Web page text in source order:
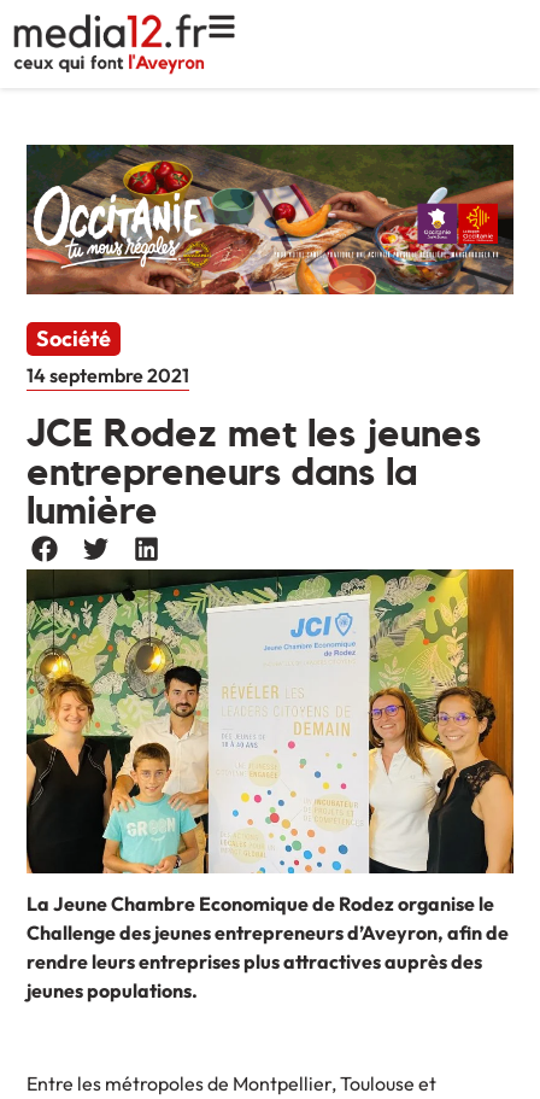
Société
14 septembre 2021
JCE Rodez met les jeunes
entrepreneurs dans la
lumière
La Jeune Chambre Economique de Rodez organise le
Challenge des jeunes entrepreneurs d’Aveyron, afin de
rendre leurs entreprises plus attractives auprès des
jeunes populations.
Entre les métropoles de Montpellier, Toulouse et